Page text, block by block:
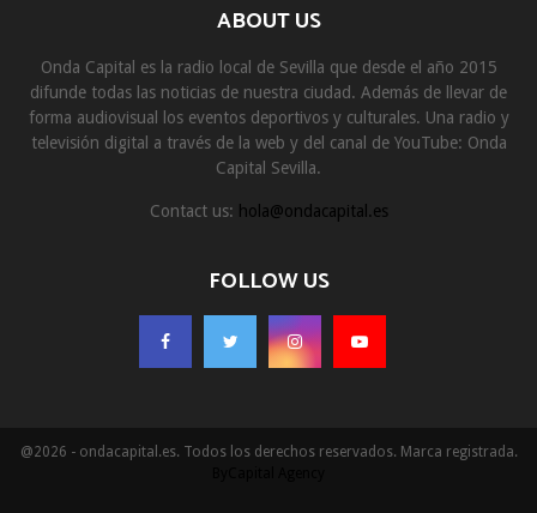
ABOUT US
Onda Capital es la radio local de Sevilla que desde el año 2015
difunde todas las noticias de nuestra ciudad. Además de llevar de
forma audiovisual los eventos deportivos y culturales. Una radio y
televisión digital a través de la web y del canal de YouTube: Onda
Capital Sevilla.
Contact us: hola@ondacapital.es
FOLLOW US
@2026 - ondacapital.es. Todos los derechos reservados. Marca registrada.